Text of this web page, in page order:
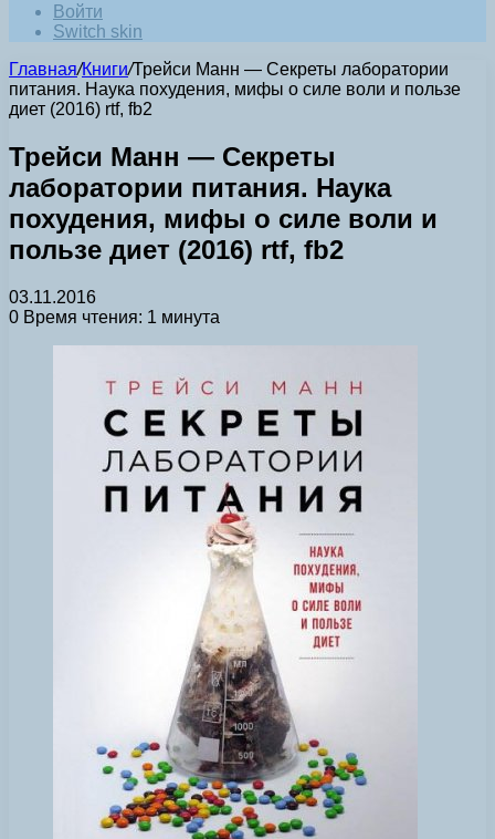
Войти
Switch skin
Главная/Книги/Трейси Манн — Секреты лаборатории
питания. Наука похудения, мифы о силе воли и пользе
диет (2016) rtf, fb2
Трейси Манн — Секреты
лаборатории питания. Наука
похудения, мифы о силе воли и
пользе диет (2016) rtf, fb2
03.11.2016
0 Время чтения: 1 минута